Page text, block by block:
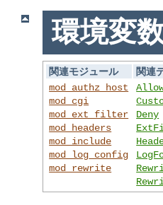
環境変
関連モジュール
関連
mod_authz_host
mod_cgi
mod_ext_filter
mod_headers
mod_include
mod_log_config
mod_rewrite
Deny